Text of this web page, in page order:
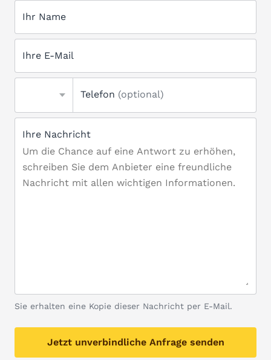
Ihr Name
Ihre E-Mail
Telefon (optional)
Ihre Nachricht
Sie erhalten eine Kopie dieser Nachricht per E-Mail.
Jetzt unverbindliche Anfrage senden